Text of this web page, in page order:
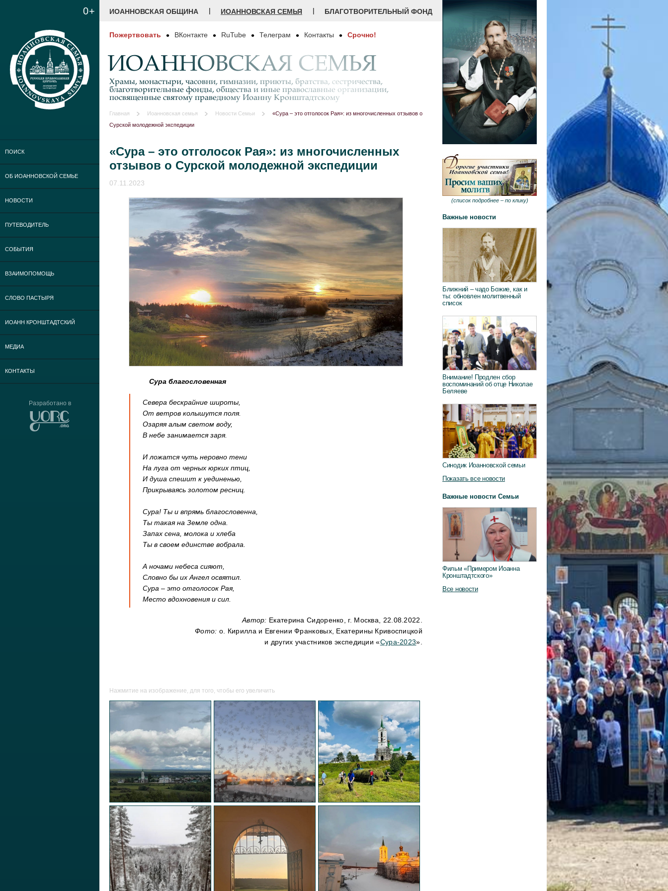
0+
ПОИСК
ОБ ИОАННОВСКОЙ СЕМЬЕ
НОВОСТИ
ПУТЕВОДИТЕЛЬ
СОБЫТИЯ
ВЗАИМОПОМОЩЬ
СЛОВО ПАСТЫРЯ
ИОАНН КРОНШТАДТСКИЙ
МЕДИА
КОНТАКТЫ
Разработано в
ИОАННОВСКАЯ ОБЩИНА | ИОАННОВСКАЯ СЕМЬЯ | БЛАГОТВОРИТЕЛЬНЫЙ ФОНД
Пожертвовать ВКонтакте RuTube Телеграм Контакты Срочно!
ИОАННОВСКАЯ СЕМЬЯ
Храмы, монастыри, часовни, гимназии, приюты, братства, сестричества,
благотворительные фонды, общества и иные православные организации,
посвященные святому праведному Иоанну Кронштадтскому
Главная Иоанновская семья Новости Семьи
«Сура – это отголосок Рая»: из многочисленных отзывов о
Сурской молодежной экспедиции
«Сура – это отголосок Рая»: из многочисленных
отзывов о Сурской молодежной экспедиции
07.11.2023
Сура благословенная
Севера бескрайние широты,
От ветров колышутся поля.
Озаряя алым светом воду,
В небе занимается заря.
И ложатся чуть неровно тени
На луга от черных юрких птиц,
И душа спешит к уединенью,
Прикрываясь золотом ресниц.
Сура! Ты и впрямь благословенна,
Ты такая на Земле одна.
Запах сена, молока и хлеба
Ты в своем единстве вобрала.
А ночами небеса сияют,
Словно бы их Ангел освятил.
Сура – это отголосок Рая,
Место вдохновения и сил.
Автор: Екатерина Сидоренко, г. Москва, 22.08.2022.
Фото: о. Кирилла и Евгении Франковых, Екатерины Кривоспицкой
и других участников экспедиции «Сура-2023».
(список подробнее – по клику)
Важные новости
Ближний – чадо Божие, как и
ты: обновлен молитвенный
список
Внимание! Продлен сбор
воспоминаний об отце Николае
Беляеве
Синодик Иоанновской семьи
Показать все новости
Важные новости Семьи
Фильм «Примером Иоанна
Кронштадтского»
Все новости